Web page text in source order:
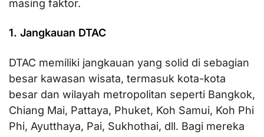
masing faktor.
1. Jangkauan DTAC
DTAC memiliki jangkauan yang solid di sebagian
besar kawasan wisata, termasuk kota-kota
besar dan wilayah metropolitan seperti Bangkok,
Chiang Mai, Pattaya, Phuket, Koh Samui, Koh Phi
Phi, Ayutthaya, Pai, Sukhothai, dll. Bagi mereka